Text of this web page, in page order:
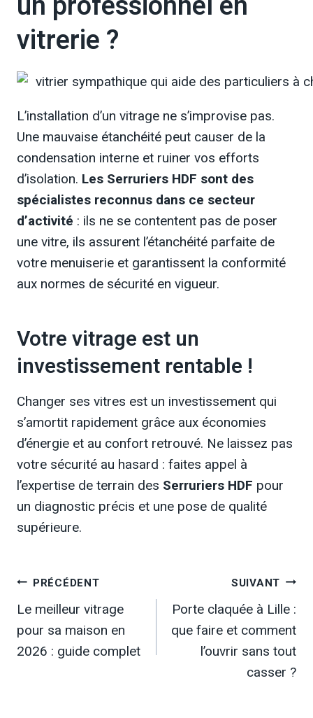
vitrerie ?
L’installation d’un vitrage ne s’improvise pas.
Une mauvaise étanchéité peut causer de la
condensation interne et ruiner vos efforts
d’isolation. Les Serruriers HDF sont des
spécialistes reconnus dans ce secteur
d’activité : ils ne se contentent pas de poser
une vitre, ils assurent l’étanchéité parfaite de
votre menuiserie et garantissent la conformité
aux normes de sécurité en vigueur.
Votre vitrage est un
investissement rentable !
Changer ses vitres est un investissement qui
s’amortit rapidement grâce aux économies
d’énergie et au confort retrouvé. Ne laissez pas
votre sécurité au hasard : faites appel à
l’expertise de terrain des Serruriers HDF pour
un diagnostic précis et une pose de qualité
supérieure.
Navigation
de
l’article
PRÉCÉDENT
Le meilleur vitrage
pour sa maison en
2026 : guide complet
SUIVANT
Porte claquée à Lille :
que faire et comment
l’ouvrir sans tout
casser ?